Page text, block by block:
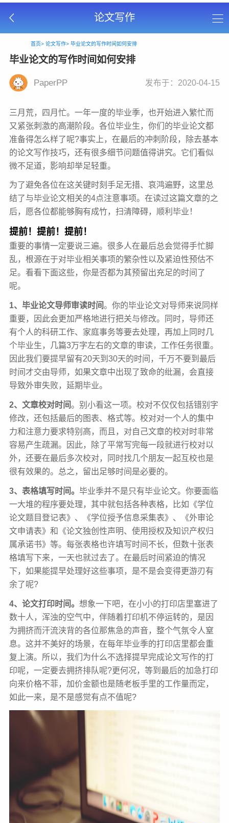
论文写作
首页> 论文写作> 毕业论文的写作时间如何安排
毕业论文的写作时间如何安排
PaperPP 发布于：2020-04-15
三月荒，四月忙。一年一度的毕业季，也开始进入繁忙而
又紧张刺激的高潮阶段。各位毕业生，你们的毕业论文都
准备得怎么样了呢?事实上，在最后的冲刺阶段，除去基本
的论文写作技巧，还有很多细节问题值得讲究。它们看似
微不足道，影响却举足轻重。
为了避免各位在这关键时刻手足无措、哀鸿遍野，这里总
结了与毕业论文相关的4点注意事项。在读过这篇文章的之
后，愿各位都能够胸有成竹，扫清障碍，顺利毕业！
提前！提前！提前！
重要的事情一定要说三遍。很多人在最后总会觉得手忙脚
乱，根源在于对毕业相关事项的繁杂性以及紧迫性预估不
足。看看下面这些，你是否都为其预留出充足的时间了
呢。
1、毕业论文导师审读时间 。你的毕业论文对导师来说同样
重要，因此会更加严格地进行把关与修改。同时，导师还
有个人的科研工作、家庭事务等要去处理，再加上同时几
个毕业生，几篇3万字左右的文章的审读，工作任务很重。
因此我们要提早留有20天到30天的时间，千万不要到最后
时间才交由导师，如果文章中出现了致命的纰漏，会直接
导致外审失败，延期毕业。
2、文章校对时间 。别小看这一项。校对不仅仅包括错别字
修改，还包括最后的图表、格式等。校对对一个人的集中
力和注意力要求特别高，而且，对自己文章的校对时非常
容易产生疏漏。因此，除了平常写完每一段就进行校对以
外，还要在最后多次校对，同时找几个朋友一起互校也是
很有效果的。总之，留出足够时间是必要的。
3、表格填写时间。 毕业季并不是只有毕业论文。你要面临
一大堆的程序要处理，其中就包括各种表格，比如《学位
论文题目登记表》、《学位授予信息采集表》、《外审论
文申请表》和《论文独创性声明、使用授权及知识产权归
属承诺书》等。每张表格也许填写时间不长，但数十张表
格填写下来，一天也就过去了。在最后时间紧迫的情况
下，如果能提早处理好这些事项，是不是会变得更游刃有
余了呢?
4、论文打印时间。 想象一下吧，在小小的打印店里塞进了
数十人，浑浊的空气中，伴随着打印机不停运转的，是因
为拥挤而汗流浃背的各位那焦急的声音，整个气氛令人窒
息。这并不美好的场景，在每年毕业季的打印店里都会重
复上演。所以，我们为什么不选择提早完成论文写作的打
印呢，一定要去拥挤排队呢?更何况，等到最后的加急打印
向来价格不菲，加价金额也是随老板手里的工作量而定，
如此一来，是不是感觉有点不值呢?